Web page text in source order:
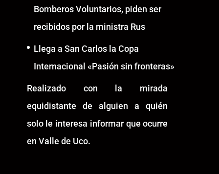
Bomberos Voluntarios, piden ser
recibidos por la ministra Rus
Llega a San Carlos la Copa
Internacional «Pasión sin fronteras»
Realizado con la mirada
equidistante de alguien a quién
solo le interesa informar que ocurre
en Valle de Uco.